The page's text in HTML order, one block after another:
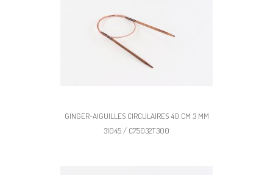
GINGER-AIGUILLES CIRCULAIRES 40 CM 3 MM
31045 / C75032T300